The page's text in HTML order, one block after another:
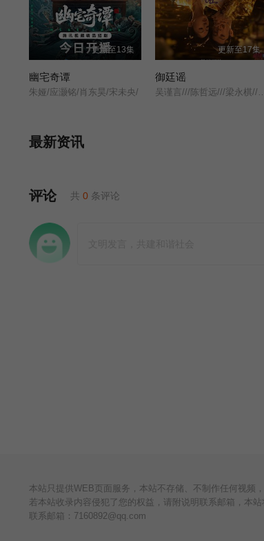
更新至13集
幽宅奇谭
朱娅/应灏铭/肖东昊/宋未央/
更新至17集
御廷谣
最新资讯
评论 共 0 条评论
本站只提供WEB页面服务，本站不存储、不制作任何视频
若本站收录内容侵犯了您的权益，请附说明联系邮箱，本站
联系邮箱： 7160892@qq.com